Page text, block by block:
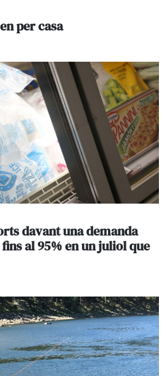
per casa
davant una demanda
al 95% en un juliol que